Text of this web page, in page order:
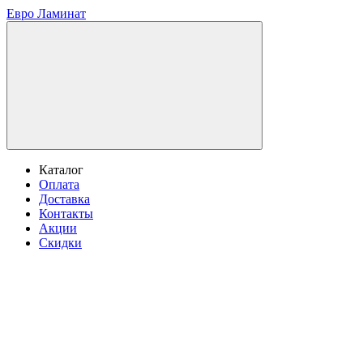
Евро Ламинат
Каталог
Оплата
Доставка
Контакты
Акции
Скидки